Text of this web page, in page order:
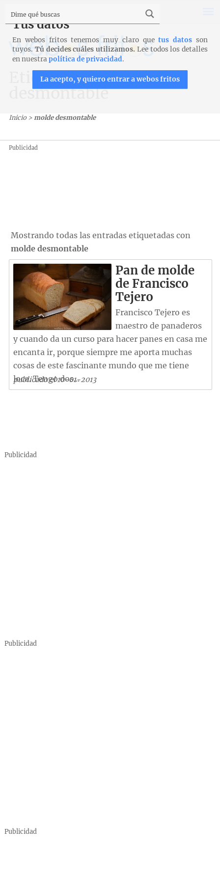
Etiqueta: molde
desmontable
Inicio> molde desmontable
Publicidad
Mostrando todas las entradas etiquetadas con
molde desmontable
Pan de molde
de Francisco
Tejero
Francisco Tejero es
maestro de panaderos
y cuando da un curso para hacer panes en casa me
encanta ir, porque siempre me aporta muchas
cosas de este fascinante mundo que me tiene
loca. Tengo dos...
publicado el 10-01-2013
Publicidad
Publicidad
Publicidad
Tus datos
En webos fritos tenemos muy claro quetus datos son
tuyos. Tú decides cuáles utilizamos. Lee todos los detalles
en nuestrapolítica de privacidad.
La acepto, y quiero entrar a webos fritos